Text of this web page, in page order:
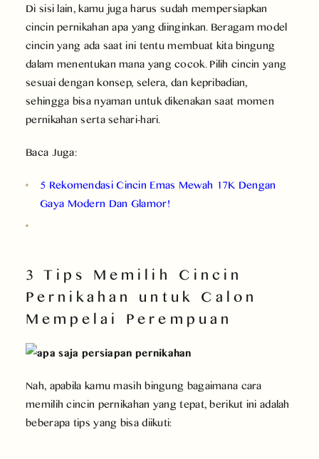
Di sisi lain, kamu juga harus sudah mempersiapkan
cincin pernikahan apa yang diinginkan. Beragam model
cincin yang ada saat ini tentu membuat kita bingung
dalam menentukan mana yang cocok. Pilih cincin yang
sesuai dengan konsep, selera, dan kepribadian,
sehingga bisa nyaman untuk dikenakan saat momen
pernikahan serta sehari-hari.
Baca Juga:
5 Rekomendasi Cincin Emas Mewah 17K Dengan
Gaya Modern Dan Glamor!
3 Tips Memilih Cincin
Pernikahan untuk Calon
Mempelai Perempuan
Nah, apabila kamu masih bingung bagaimana cara
memilih cincin pernikahan yang tepat, berikut ini adalah
beberapa tips yang bisa diikuti: